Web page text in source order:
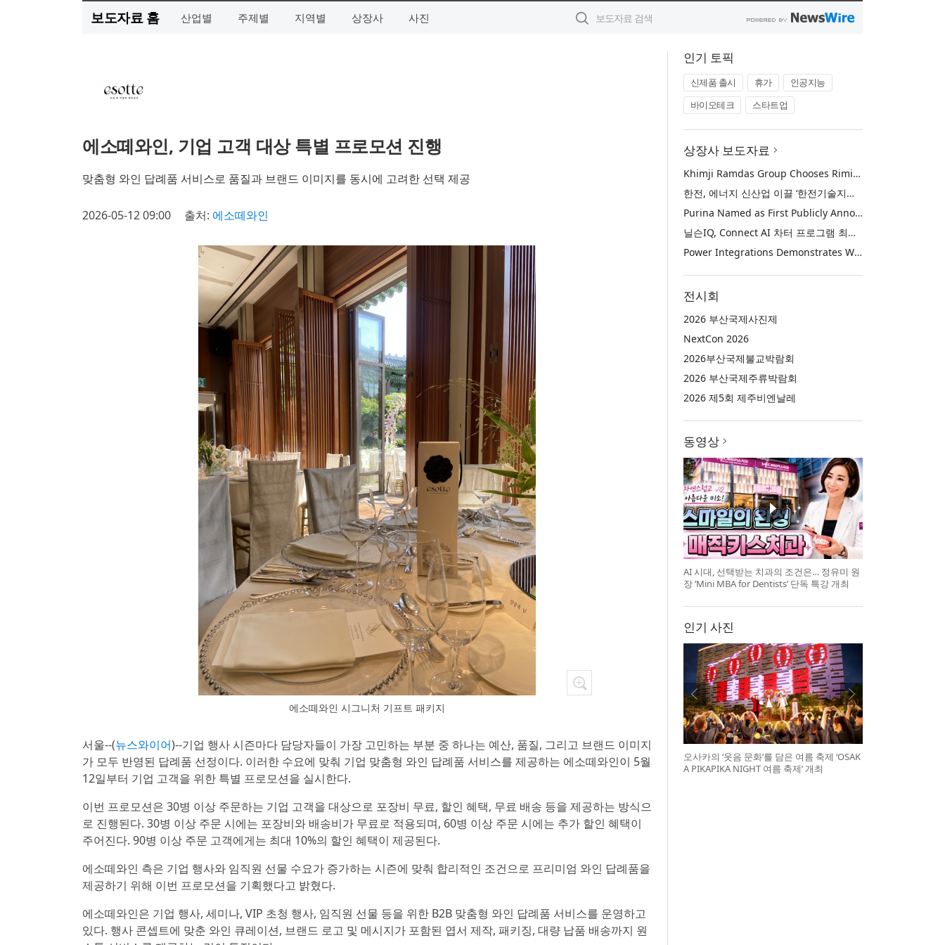
보도자료 홈 산업별 주제별 지역별 상장사 사진
에소떼와인, 기업 고객 대상 특별 프로모션 진행
맞춤형 와인 답례품 서비스로 품질과 브랜드 이미지를 동시에 고려한 선택 제공
2026-05-12 09:00 출처: 에소떼와인
에소떼와인 시그니처 기프트 패키지
서울--(뉴스와이어)--기업 행사 시즌마다 담당자들이 가장 고민하는 부분 중 하나는 예산, 품질, 그리고 브랜드 이미지
가 모두 반영된 답례품 선정이다. 이러한 수요에 맞춰 기업 맞춤형 와인 답례품 서비스를 제공하는 에소떼와인이 5월
12일부터 기업 고객을 위한 특별 프로모션을 실시한다.
이번 프로모션은 30병 이상 주문하는 기업 고객을 대상으로 포장비 무료, 할인 혜택, 무료 배송 등을 제공하는 방식으
로 진행된다. 30병 이상 주문 시에는 포장비와 배송비가 무료로 적용되며, 60병 이상 주문 시에는 추가 할인 혜택이
주어진다. 90병 이상 주문 고객에게는 최대 10%의 할인 혜택이 제공된다.
에소떼와인 측은 기업 행사와 임직원 선물 수요가 증가하는 시즌에 맞춰 합리적인 조건으로 프리미엄 와인 답례품을
제공하기 위해 이번 프로모션을 기획했다고 밝혔다.
에소떼와인은 기업 행사, 세미나, VIP 초청 행사, 임직원 선물 등을 위한 B2B 맞춤형 와인 답례품 서비스를 운영하고
있다. 행사 콘셉트에 맞춘 와인 큐레이션, 브랜드 로고 및 메시지가 포함된 엽서 제작, 패키징, 대량 납품 배송까지 원
인기 토픽
신제품 출시 휴가
인공지능
바이오테크
스타트업
상장사 보도자료
Khimji Ramdas Group Chooses Rimini Street to Reduce SAP Support Costs, Protect 700+ Customizations and Reinvest Savings in Innovation
한전, 에너지 신산업 이끌 ‘한전기술지주’ 공식 출범
Purina Named as First Publicly Announced NIQ ConnectAI Charter Client
닐슨IQ, Connect AI 차터 프로그램 최초 고객사 ‘퓨리나’ 선정
Power Integrations Demonstrates World’s First 2200 V GaN Technology for Next-Era High-Voltage Power Systems
전시회
2026 부산국제사진제
NextCon 2026
2026부산국제불교박람회
2026 부산국제주류박람회
2026 제5회 제주비엔날레
동영상
AI 시대, 선택받는 치과의 조건은… 정유미 원
장 ‘Mini MBA for Dentists’ 단독 특강 개최
인기 사진
오사카의 ‘웃음 문화’를 담은 여름 축제 ‘OSAK
A PIKAPIKA NIGHT 여름 축제’ 개최